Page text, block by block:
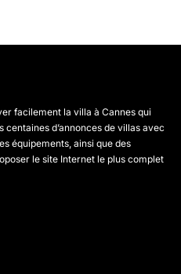
facilement la villa à Cannes qui
d’annonces de villas avec
équipements, ainsi que des
le site Internet le plus complet